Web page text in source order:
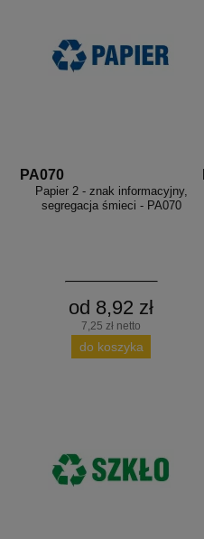
PA070
Papier 2 - znak informacyjny,
segregacja śmieci - PA070
od 8,92 zł
7,25 zł netto
do koszyka